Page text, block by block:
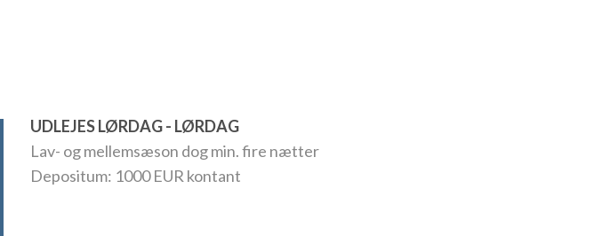
UDLEJES LØRDAG - LØRDAG
Lav- og mellemsæson dog min. fire nætter
Depositum: 1000 EUR kontant